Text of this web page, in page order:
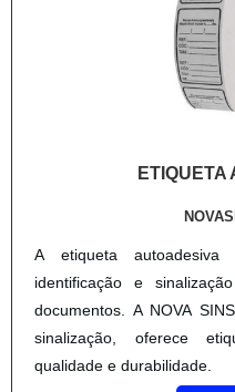
ETIQUETA
A etiqueta
identificação e
documentos. A NOVA
sinalização, oferece
qualidade e durabilidade.